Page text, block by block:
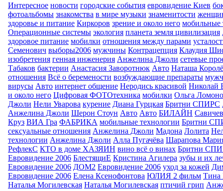
Интересное новости городские события евровидение Киев
фотоальбомы знакомства в мире музыки знаменитости
здоровье и питание Киркоров зрение и около него мобильные
Операционные системы экология планета земля цивилизация
здоровое питание мобилки отношения между парами
Семенович выборы2006 мужчины Контрацепция Клаудия
изобретения генная инженерия Анжелина Джоли сетевые
Табаков бактерии Анастасия Заворотнюк Авто Наташа
отношения Всё о беремености возбуждающие препараты
вирусы Авто интернет общение Неродись красивой Николай
и около него Цифровая ФОТОтехника мобилки Ольга
Джоли Нели Уварова курение Диана Гурцкая Бритни СПИРС
Анжелина Джоли Шерон Стоун Авто Авто БИЛАЙН
Круз ВИА Гра ФАБРИКА мобильные технологии Бритни
сексуальные отношения Анжелина Джоли Мадона Лолита
технологии Анжелина Джоли Алла Пугачёва Шарапова
РефлекС КТО в доме ХАЗЯИН вино всё о винах Бритни
Евровидение 2006 БлестящиЕ Кристина Агилера зубы и их
Евровидение 2006 ДОМ2 Евровидение 2006 уход за кожей
Евровидение 2006 Елена Ксенофонтова ЮЛИЯ 2 фильм Тина
Наталья Могилевская Наталья Могилевская птичий грип